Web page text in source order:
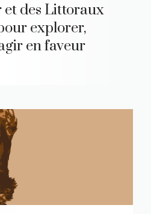
et des Littoraux
explorer,
en faveur